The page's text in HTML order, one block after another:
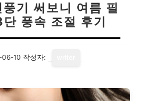
기 써보니 여름 필
풍속 조절 후기
06-10 작성자: